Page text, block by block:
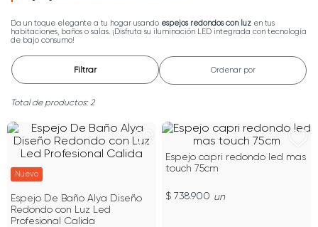
Da un toque elegante a tu hogar usando espejos redondos con luz en tus
habitaciones, baños o salas. ¡Disfruta su iluminación LED integrada con tecnología
de bajo consumo!
Filtrar Ordenar por
2
Nuevo
Espejo De Baño Alya Diseño
Redondo con Luz Led
Profesional Calida
Espejo capri redondo led mas
touch 75cm
$ 738.900 un